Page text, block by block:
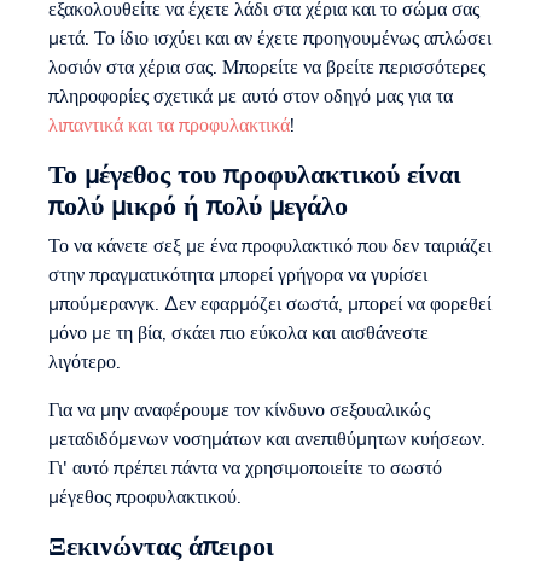
εξακολουθείτε να έχετε λάδι στα χέρια και το σώμα σας
μετά. Το ίδιο ισχύει και αν έχετε προηγουμένως απλώσει
λοσιόν στα χέρια σας. Μπορείτε να βρείτε περισσότερες
πληροφορίες σχετικά με αυτό στον οδηγό μας για τα
λιπαντικά και τα προφυλακτικά!
Το μέγεθος του προφυλακτικού είναι
πολύ μικρό ή πολύ μεγάλο
Το να κάνετε σεξ με ένα προφυλακτικό που δεν ταιριάζει
στην πραγματικότητα μπορεί γρήγορα να γυρίσει
μπούμερανγκ. Δεν εφαρμόζει σωστά, μπορεί να φορεθεί
μόνο με τη βία, σκάει πιο εύκολα και αισθάνεστε
λιγότερο.
Για να μην αναφέρουμε τον κίνδυνο σεξουαλικώς
μεταδιδόμενων νοσημάτων και ανεπιθύμητων κυήσεων.
Γι' αυτό πρέπει πάντα να χρησιμοποιείτε το σωστό
μέγεθος προφυλακτικού.
Ξεκινώντας άπειροι